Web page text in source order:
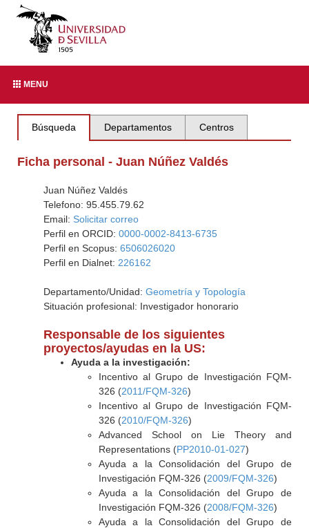
MENU
Búsqueda Departamentos Centros
Ficha personal - Juan Núñez Valdés
Juan Núñez Valdés
Telefono: 95.455.79.62
Email: Solicitar correo
Perfil en ORCID: 0000-0002-8413-6735
Perfil en Scopus: 6506026020
Perfil en Dialnet: 226162
Departamento/Unidad: Geometría y Topología
Situación profesional: Investigador honorario
Responsable de los siguientes
proyectos/ayudas en la US:
Ayuda a la investigación:
Incentivo al Grupo de Investigación FQM-
326 (2011/FQM-326)
Incentivo al Grupo de Investigación FQM-
326 (2010/FQM-326)
Advanced School on Lie Theory and
Representations (PP2010-01-027)
Ayuda a la Consolidación del Grupo de
Investigación FQM-326 (2009/FQM-326)
Ayuda a la Consolidación del Grupo de
Investigación FQM-326 (2008/FQM-326)
Ayuda a la Consolidación del Grupo de